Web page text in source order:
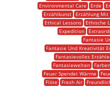
Environmental Care
Erde
Erzählkunst
Erzählung
Ethical Lessons
Ethische
Expedition
Fantasie
Fantasie Und Kreativität
Fantasievolles
Fantasiewelten
Feuer Spendet Wärme
Flöte
Fresh Air